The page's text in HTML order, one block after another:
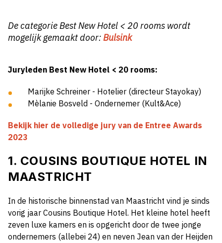
De categorieBest New Hotel < 20 rooms wordt
mogelijk gemaakt door:Bulsink
Juryleden Best New Hotel < 20 rooms:
Marijke Schreiner - Hotelier (directeur Stayokay)
Mèlanie Bosveld - Ondernemer (Kult&Ace)
Bekijk hier de volledige jury van de Entree Awards
2023
1. COUSINS BOUTIQUE HOTEL IN
MAASTRICHT
In de historische binnenstad van Maastricht vind je sinds
vorig jaar Cousins Boutique Hotel. Het kleine hotel heeft
zeven luxe kamers en is opgericht door de twee jonge
ondernemers (allebei 24) en neven Jean van der Heijden